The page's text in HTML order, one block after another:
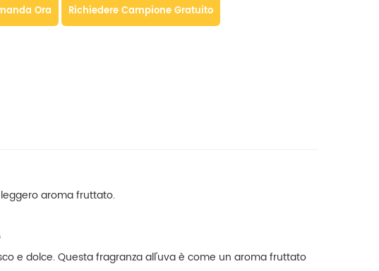
Ora Richiedere Campione Gratuito
aroma fruttato.
e dolce. Questa fragranza all'uva è come un aroma fruttato